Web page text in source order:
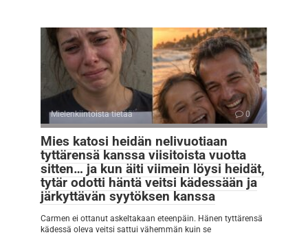
Mielenkiintoista tietää 0
Mies katosi heidän nelivuotiaan
tyttärensä kanssa viisitoista vuotta
sitten… ja kun äiti viimein löysi heidät,
tytär odotti häntä veitsi kädessään ja
järkyttävän syytöksen kanssa
Carmen ei ottanut askeltakaan eteenpäin. Hänen tyttärensä
kädessä oleva veitsi sattui vähemmän kuin se